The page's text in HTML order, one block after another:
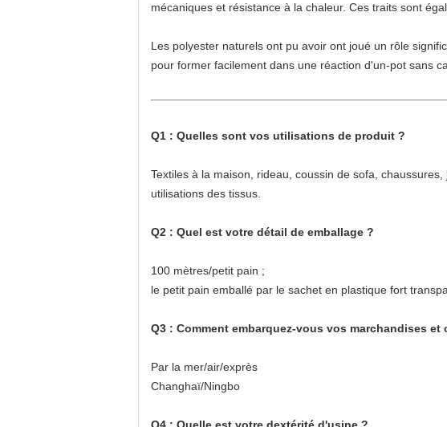
mécaniques et résistance à la chaleur. Ces traits sont
Les polyester naturels ont pu avoir ont joué un rôle
pour former facilement dans une réaction d'un-pot sans
Q1 : Quelles sont vos utilisations de produit ?
Textiles à la maison, rideau, coussin de sofa,
utilisations des tissus.
Q2 : Quel est votre détail de emballage ?
100 mètres/petit pain ;
le petit pain emballé par le sachet en plastique fort
Q3 : Comment embarquez-vous vos marchandises
Par la mer/air/exprès
Changhaï/Ningbo